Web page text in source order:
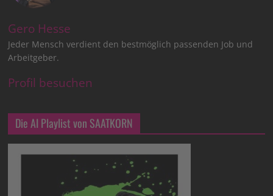
Gero Hesse
Jeder Mensch verdient den bestmöglich passenden Job und
Arbeitgeber.
Profil besuchen
Die AI Playlist von SAATKORN